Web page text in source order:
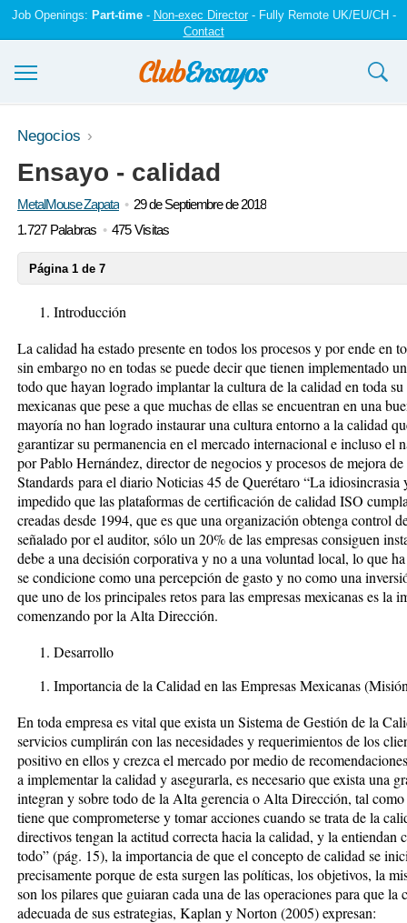
Job Openings: Part-time- Non-exec Director- Fully Remote UK/EU/CH -
Contact
Ensayos y trabajos
Registrarse
Iniciar sesión
Negocios
Ensayo - calidad
MetalMouse Zapata
29 de Septiembre de 2018
1.727 Palabras
475 Visitas
Página 1 de 7
Introducción
La calidad ha estado presente en todos los procesos y por ende en
sin embargo no en todas se puede decir que tienen implementado
todo que hayan logrado implantar la cultura de la calidad en toda
mexicanas que pese a que muchas de ellas se encuentran en una
mayoría no han logrado instaurar una cultura entorno a la calidad
garantizar su permanencia en el mercado internacional e incluso el
por Pablo Hernández, director de negocios y procesos de mejora
Standards para el diario Noticias 45 de Querétaro“La idiosincrasia
impedido que las plataformas de certificación de calidad ISO
creadas desde 1994, que es que una organización obtenga control
señalado por el auditor, sólo un 20% de las empresas consiguen
debe a una decisión corporativa y no a una voluntad local, lo que
se condicione como una percepción de gasto y no como una
que uno de los principales retos para las empresas mexicanas es la
comenzando por la Alta Dirección.
Desarrollo
Importancia de la Calidad en las Empresas Mexicanas
En toda empresa es vital que exista un Sistema de Gestión de la
servicios cumplirán con las necesidades y requerimientos de los
positivo en ellos y crezca el mercado por medio de
a implementar la calidad y asegurarla, es necesario que exista una
integran y sobre todo de la Alta gerencia o Alta Dirección, tal
tiene que comprometerse y tomar acciones cuando se trata de la
directivos tengan la actitud correcta hacia la calidad, y la
todo” (pág. 15), la importancia de que el concepto de calidad se
precisamente porque de esta surgen las políticas, los objetivos, la
son los pilares que guiaran cada una de las operaciones para que
adecuada de sus estrategias, Kaplan y Norton (2005) expresan: